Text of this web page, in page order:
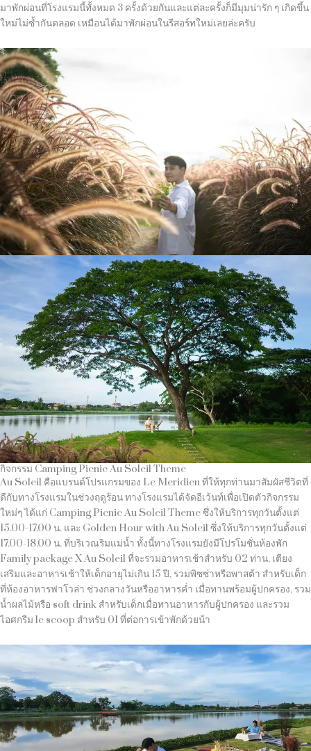
มาพักผ่อนที่โรงแรมนี้ทั้งหมด 3 ครั้งด้วยกันและแต่ละครั้งก็มีมุมน่ารัก ๆ เกิดขึ้น
ใหม่ไม่ซ้ำกันตลอด เหมือนได้มาพักผ่อนในรีสอร์ทใหม่เลยล่ะครับ
กิจกรรม Camping Picnic Au Soleil Theme
Au Soleil คือแบรนด์โปรแกรมของ Le Meridien ที่ให้ทุกท่านมาสัมผัสชีวิตที่
ดีกับทางโรงแรมในช่วงฤดูร้อน ทางโรงแรมได้จัดอีเว้นท์เพื่อเปิดตัวกิจกรรม
ใหม่ๆ ได้แก่ Camping Picnic Au Soleil Theme ซึ่งให้บริการทุกวันตั้งแต่
15.00-17.00 น. และ Golden Hour with Au Soleil ซึ่งให้บริการทุกวันตั้งแต่
17.00-18.00 น. ที่บริเวณริมแม่น้ำ ทั้งนี้ทางโรงแรมยังมีโปรโมชั่นห้องพัก
Family package X Au Soleil ที่จะรวมอาหารเช้าสำหรับ 02 ท่าน, เตียง
เสริมและอาหารเช้าให้เด็กอายุไม่เกิน 15 ปี, รวมพิซซ่าหรือพาสต้า สำหรับเด็ก
ที่ห้องอาหารฟาโวล่า ช่วงกลางวันหรืออาหารค่ำ เมื่อทานพร้อมผู้ปกครอง, รวม
น้ำผลไม้หรือ soft drink สำหรับเด็กเมื่อทานอาหารกับผู้ปกครอง และรวม
ไอศกรีม le scoop สำหรับ 01 ที่ต่อการเข้าพักด้วยน้า